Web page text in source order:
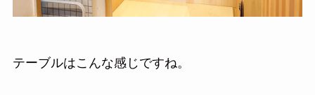
テーブルはこんな感じですね。